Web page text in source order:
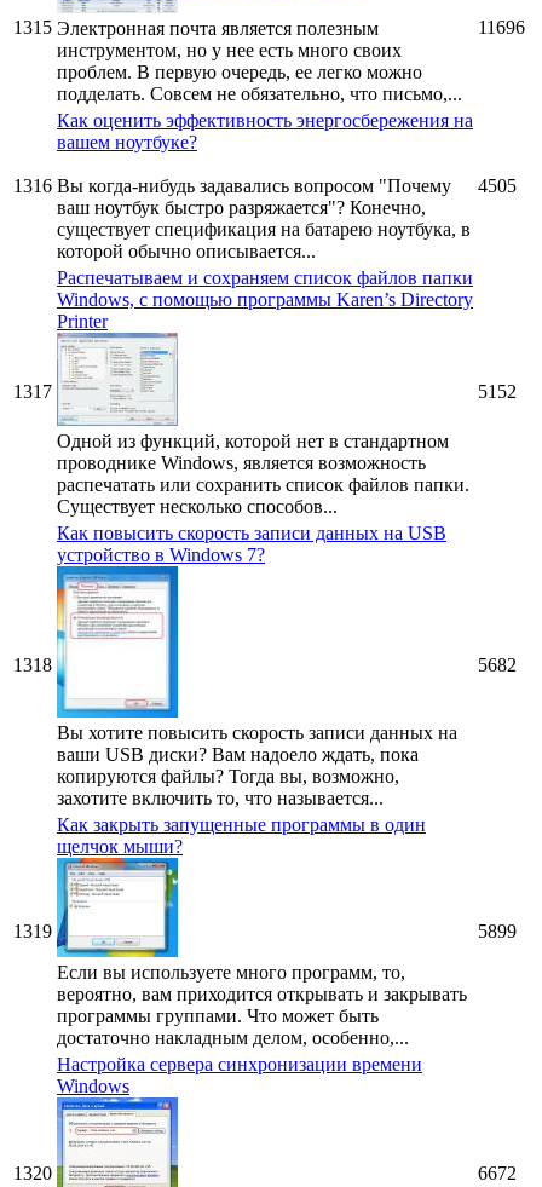
1315 Электронная почта является полезным
инструментом, но у нее есть много своих
проблем. В первую очередь, ее легко можно
подделать. Совсем не обязательно, что письмо,...
11696
1316
Как оценить эффективность энергосбережения на
вашем ноутбуке?
Вы когда-нибудь задавались вопросом "Почему
ваш ноутбук быстро разряжается"? Конечно,
существует спецификация на батарею ноутбука, в
которой обычно описывается...
4505
1317
Распечатываем и сохраняем список файлов папки
Windows, с помощью программы Karen’s Directory
Printer
Одной из функций, которой нет в стандартном
проводнике Windows, является возможность
распечатать или сохранить список файлов папки.
Существует несколько способов...
5152
1318
Как повысить скорость записи данных на USB
устройство в Windows 7?
Вы хотите повысить скорость записи данных на
ваши USB диски? Вам надоело ждать, пока
копируются файлы? Тогда вы, возможно,
захотите включить то, что называется...
5682
1319
Как закрыть запущенные программы в один
щелчок мыши?
Если вы используете много программ, то,
вероятно, вам приходится открывать и закрывать
программы группами. Что может быть
достаточно накладным делом, особенно,...
5899
1320
Настройка сервера синхронизации времени
Windows
6672